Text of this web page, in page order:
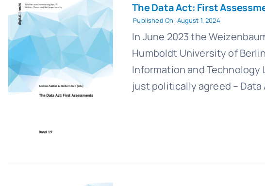
The Data Act: First
Published On: August 1, 2024
In June 2023 the
Humboldt University of
Information and Technology
just politically agreed – Data